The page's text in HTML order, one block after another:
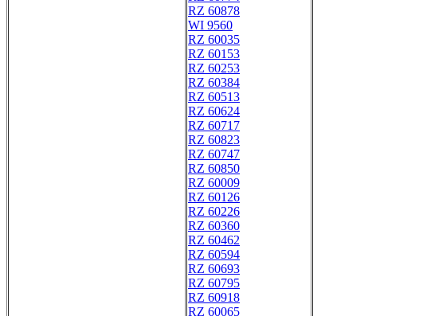
RZ 60878
WI 9560
RZ 60035
RZ 60153
RZ 60253
RZ 60384
RZ 60513
RZ 60624
RZ 60717
RZ 60823
RZ 60747
RZ 60850
RZ 60009
RZ 60126
RZ 60226
RZ 60360
RZ 60462
RZ 60594
RZ 60693
RZ 60795
RZ 60918
RZ 60065